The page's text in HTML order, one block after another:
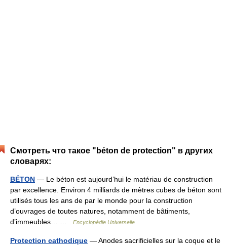
Смотреть что такое "béton de protection" в других
словарях:
BÉTON — Le béton est aujourd’hui le matériau de construction
par excellence. Environ 4 milliards de mètres cubes de béton sont
utilisés tous les ans de par le monde pour la construction
d’ouvrages de toutes natures, notamment de bâtiments,
d’immeubles… …
Encyclopédie Universelle
Protection cathodique — Anodes sacrificielles sur la coque et le